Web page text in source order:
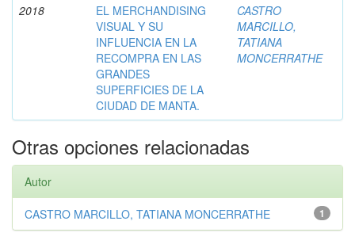
2018
EL MERCHANDISING
VISUAL Y SU
INFLUENCIA EN LA
RECOMPRA EN LAS
GRANDES
SUPERFICIES DE LA
CIUDAD DE MANTA.
CASTRO
MARCILLO,
TATIANA
MONCERRATHE
Otras opciones relacionadas
Autor
1
CASTRO MARCILLO, TATIANA MONCERRATHE